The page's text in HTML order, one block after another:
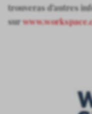
trouveras d’autres
sur